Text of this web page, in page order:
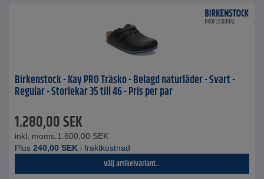
Birkenstock - Kay PRO Träsko - Belagd naturläder - Svart -
Regular - Storlekar 35 till 46 - Pris per par
1.280,00SEK
inkl. moms. 1.600,00 SEK
Plus 240,00 SEK i fraktkostnad
Välj artikelvariant...